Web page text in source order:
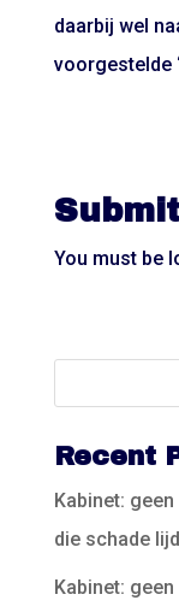
daarbij wel
voorgestelde
You must be
Recent
Kabinet:
die schade
Kabinet: